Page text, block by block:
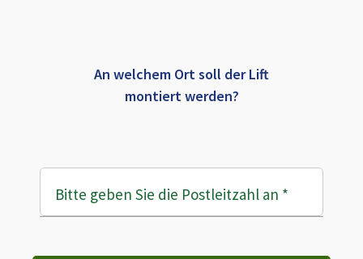
An welchem Ort soll der Lift
montiert werden?
Bitte geben Sie die Postleitzahl an *